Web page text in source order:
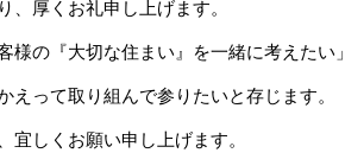
、厚くお礼申し上げます。
様の『大切な住まい』を一緒に考えたい」
えって取り組んで参りたいと存じます。
宜しくお願い申し上げます。